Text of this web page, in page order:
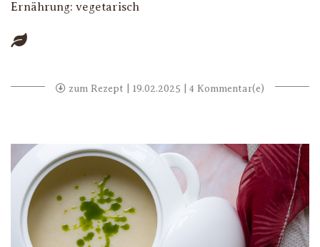
Ernährung: vegetarisch
zum Rezept | 19.02.2025 | 4 Kommentar(e)